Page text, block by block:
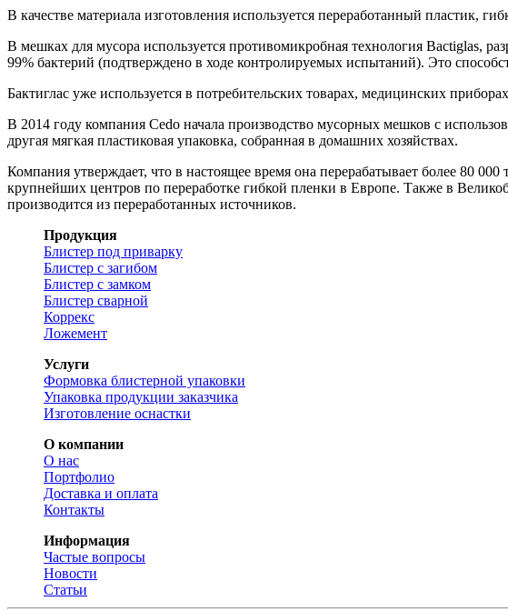
В качестве материала изготовления используется переработанный пластик,
В мешках для мусора используется противомикробная технология Bactiglas,
99% бактерий (подтверждено в ходе контролируемых испытаний). Это
Бактиглас уже используется в потребительских товарах, медицинских
В 2014 году компания Cedo начала производство мусорных мешков с
другая мягкая пластиковая упаковка, собранная в домашних хозяйствах.
Компания утверждает, что в настоящее время она перерабатывает более 80
крупнейших центров по переработке гибкой пленки в Европе. Также в
производится из переработанных источников.
Продукция
Блистер под приварку
Блистер с загибом
Блистер с замком
Блистер сварной
Коррекс
Ложемент
Услуги
Формовка блистерной упаковки
Упаковка продукции заказчика
Изготовление оснастки
О компании
О нас
Портфолио
Доставка и оплата
Контакты
Информация
Частые вопросы
Новости
Статьи